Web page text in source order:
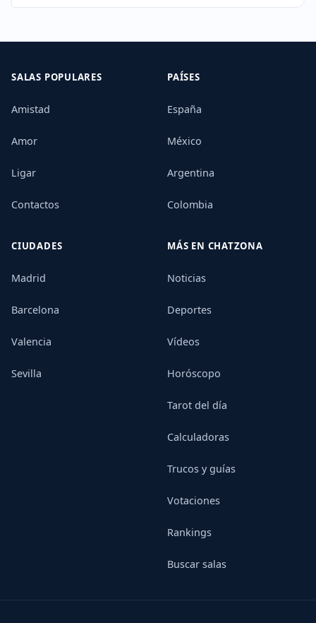
SALAS POPULARES
Amistad
Amor
Ligar
Contactos
PAÍSES
España
México
Argentina
Colombia
CIUDADES
Madrid
Barcelona
Valencia
Sevilla
MÁS EN CHATZONA
Noticias
Deportes
Vídeos
Horóscopo
Tarot del día
Calculadoras
Trucos y guías
Votaciones
Rankings
Buscar salas